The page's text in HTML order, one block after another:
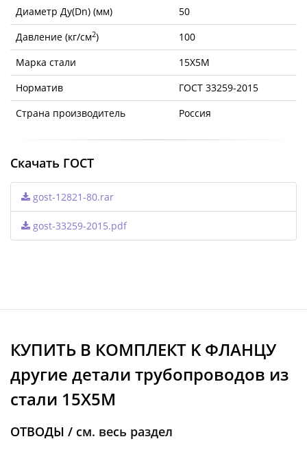
Диаметр Ду(Dn) (мм)
50
Давление (кг/см2)
100
Марка стали
15Х5М
Норматив
ГОСТ 33259-2015
Страна производитель
Россия
Скачать ГОСТ
gost-12821-80.rar
gost-33259-2015.pdf
КУПИТЬ В КОМПЛЕКТ K ФЛАНЦУ
другие детали трубопроводов из
стали 15Х5М
ОТВОДЫ / см. весь раздел